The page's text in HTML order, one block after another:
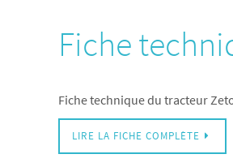
Fiche
Fiche technique du tracteur
LIRE LA FICHE COMPLÈTE